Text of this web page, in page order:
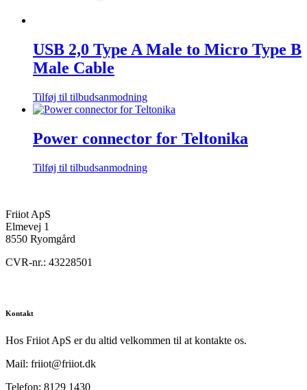
USB 2,0 Type A Male to Micro Type B
Male Cable
Tilføj til tilbudsanmodning
Power connector for Teltonika
Tilføj til tilbudsanmodning
Friiot ApS
Elmevej 1
8550 Ryomgård
CVR-nr.: 43228501
Kontakt
Hos Friiot ApS er du altid velkommen til at kontakte os.
Mail: friiot@friiot.dk
Telefon: 8129 1430